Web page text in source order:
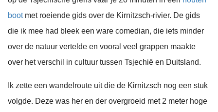
bootmet roeiende gids over de Kirnitzsch-rivier. De gids
die ik mee had bleek een ware comedian, die iets minder
over de natuur vertelde en vooral veel grappen maakte
over het verschil in cultuur tussen Tsjechië en Duitsland.
Ik zette een wandelroute uit die de Kirnitzsch nog een stuk
volgde. Deze was her en der overgroeid met 2 meter hoge